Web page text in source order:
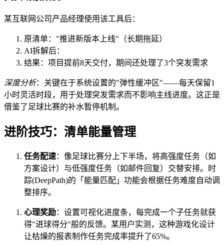
某互联网公司产品经理使用该工具后：
原清单："推进新版本上线"（长期拖延）
AI拆解后：
结果：项目提前8天交付，期间还处理了3个突发需求
深度分析：关键在于系统设置的"弹性缓冲区"——每天保留1
小时灵活时段，用于处理突发需求而不影响主线进度。这正是
借鉴了足球比赛的补水暂停机制。
进阶技巧：清单能量管理
任务配速：像足球比赛分上下半场，将高强度任务（如
方案设计）与低强度任务（如邮件回复）交替安排。时
踪(DeepPath)的「能量匹配」功能会根据任务难度自动调
整排序。
心理奖励：设置可视化进度条，每完成一个子任务就获
得"进球得分"般的反馈。某用户实测，这种游戏化设计
让枯燥的报表制作任务完成率提升了65%。